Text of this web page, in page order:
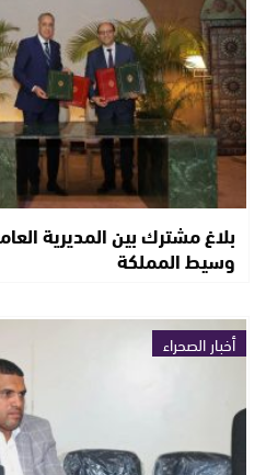
بلاغ مشترك بين المديرية
وسيط المملكة
أخبار الصحراء